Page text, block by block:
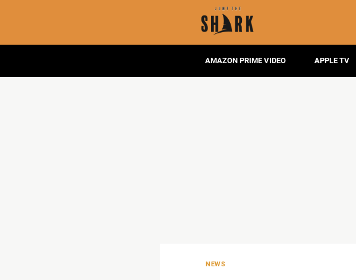
AMAZON PRIME VIDEO APPLE TV
NEWS